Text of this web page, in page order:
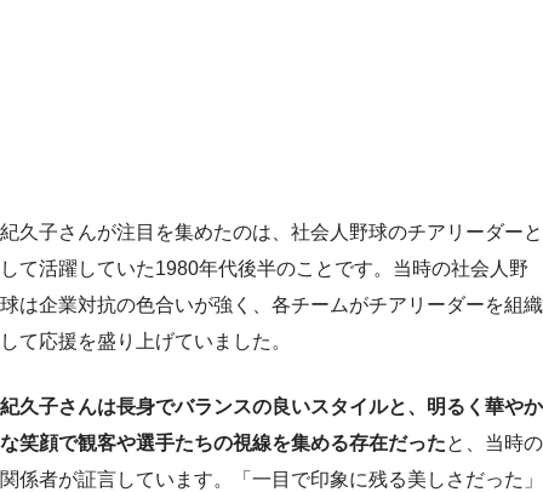
紀久子さんが注目を集めたのは、社会人野球のチアリーダーと
して活躍していた1980年代後半のことです。当時の社会人野
球は企業対抗の色合いが強く、各チームがチアリーダーを組織
して応援を盛り上げていました。
紀久子さんは長身でバランスの良いスタイルと、明るく華やか
な笑顔で観客や選手たちの視線を集める存在だったと、当時の
関係者が証言しています。「一目で印象に残る美しさだった」